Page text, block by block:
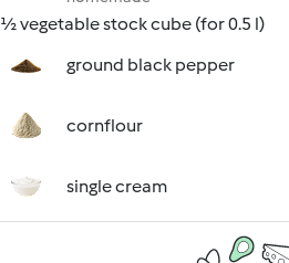
½ vegetable stock cube (for 0.5 l)
ground black pepper
cornflour
single cream